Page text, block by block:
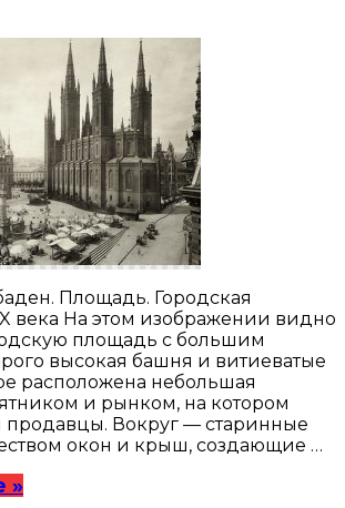
Площадь. Городская
века На этом изображении видно
площадь с большим
высокая башня и витиеватые
расположена небольшая
и рынком, на котором
продавцы. Вокруг — старинные
окон и крыш, создающие …
»